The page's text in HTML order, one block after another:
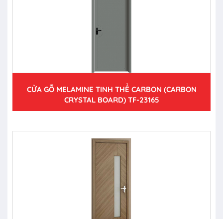
CỬA GỖ MELAMINE TINH THỂ CARBON (CARBON
CRYSTAL BOARD) TF-23165